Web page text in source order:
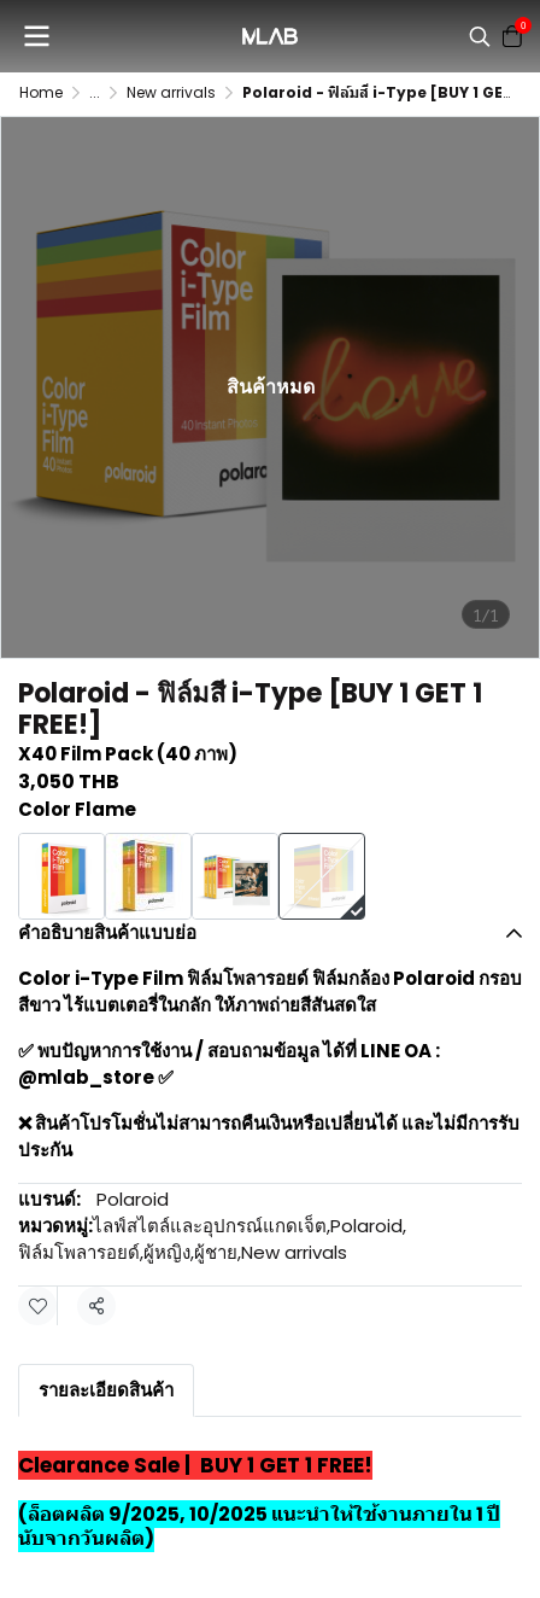
0
Home ... New arrivals Polaroid - ฟิล์มสี i-Type [BUY 1 GET 1 FREE!]
1/1
สินค้าหมด
Polaroid - ฟิล์มสี i-Type [BUY 1 GET 1
FREE!]
X40 Film Pack (40 ภาพ)
3,050 THB
Color Flame
คำอธิบายสินค้าแบบย่อ
Color i-Type Film ฟิล์มโพลารอยด์ ฟิล์มกล้อง Polaroid กรอบ
สีขาว ไร้แบตเตอรี่ในกลัก ให้ภาพถ่ายสีสันสดใส
✅ พบปัญหาการใช้งาน / สอบถามข้อมูล ได้ที่ LINE OA :
@mlab_store ✅
❌ สินค้าโปรโมชั่นไม่สามารถคืนเงินหรือเปลี่ยนได้ และไม่มีการรับ
ประกัน
แบรนด์:
Polaroid
หมวดหมู่:ไลฟ์สไตล์และอุปกรณ์แกดเจ็ต,Polaroid,
ฟิล์มโพลารอยด์,ผู้หญิง,ผู้ชาย,New arrivals
แชร์
รายละเอียดสินค้า
Clearance Sale | BUY 1 GET 1 FREE!
(ล็อตผลิต 9/2025, 10/2025 แนะนำให้ใช้งานภายใน 1 ปี
นับจากวันผลิต)